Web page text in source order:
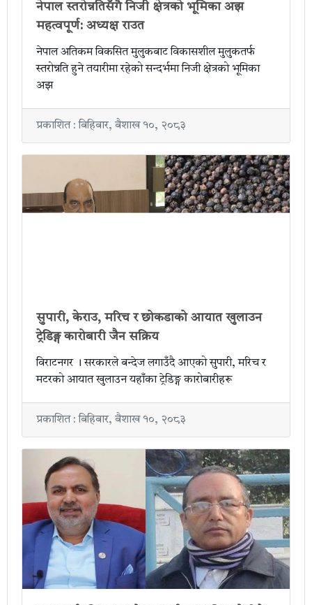
नेपाल स्तरोन्नतिसँगै निजी क्षेत्रको भूमिका अझ
महत्वपूर्ण: अध्यक्ष राउत
नेपाल अतिकम विकसित मुलुकबाट विकासशील मुलुकतर्फ
स्तरोन्नति हुने तयारीमा रहेको सन्दर्भमा निजी क्षेत्रको भूमिका
अझ
प्रकाशित : बिहिबार, बैशाख १०, २०८३
सुपारी, केराउ, मरिच र छोकडाको आयात खुलाउन
ट्रेडिङ्ग कारोबारी जैन सक्रिय
विराटनगर । सरकारले बन्देज लगाउँदै आएको सुपारी, मरिच र
मटरको आयात खुलाउन यहाँका ट्रेडिङ्ग कारोबारीहरू
प्रकाशित : बिहिबार, बैशाख १०, २०८३